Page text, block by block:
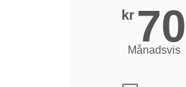
kr 70
Månadsvis